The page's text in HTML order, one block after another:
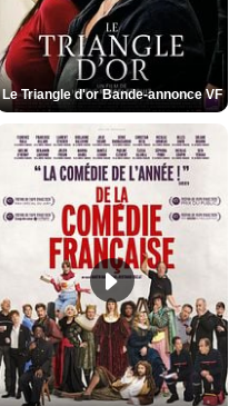
Le Triangle d'or Bande-annonce VF